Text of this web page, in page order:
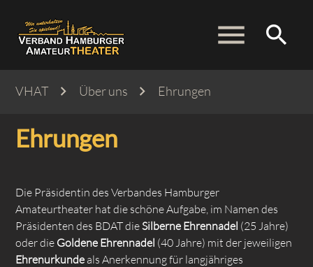
menu search
VHAT Über uns Ehrungen
Ehrungen
Die Präsidentin des Verbandes Hamburger
Amateurtheater hat die schöne Aufgabe, im Namen des
Präsidenten des BDAT die Silberne Ehrennadel (25 Jahre)
oder die Goldene Ehrennadel (40 Jahre) mit der jeweiligen
Ehrenurkunde als Anerkennung für langjähriges